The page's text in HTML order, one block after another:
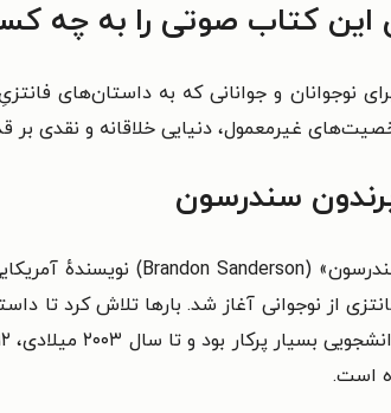
این کتاب صوتی را به چه
نوجوانان و جوانانی که به داستان‌های
غیرمعمول، دنیایی خلاقانه و نقدی
برندون سندرسون
از نوجوانی آغاز شد. بارها تلاش کرد تا
و تا سال ۲۰۰۳ میلادی، ۱۲ رمان منتشرنشده داشت. سرانجام در سال ۲۰۰۵، اولین رمان او به چاپ رسید.
است.